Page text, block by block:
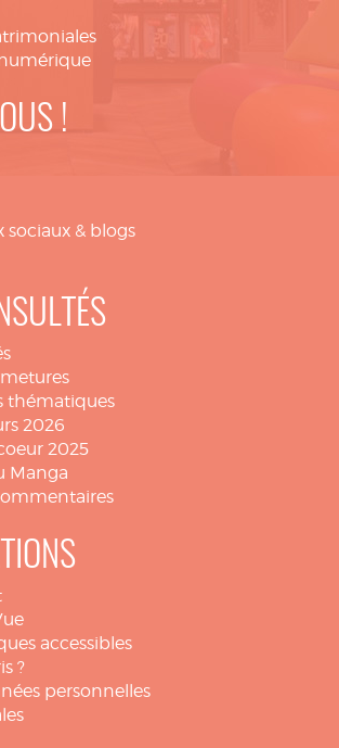
!
sociaux & blogs
thématiques
2026
2025
Manga
accessibles
?
personnelles